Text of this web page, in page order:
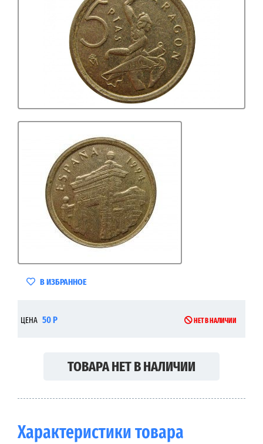
В ИЗБРАННОЕ
ЦЕНА 50 Р НЕТ В НАЛИЧИИ
ТОВАРА НЕТ В НАЛИЧИИ
Характеристики товара